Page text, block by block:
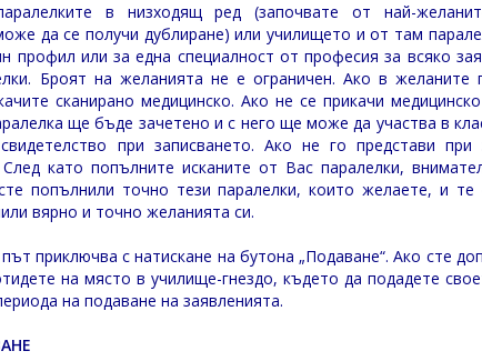
в низходящ ред (започвате от най-
да се получи дублиране) или училището и от там
профил или за една специалност от професия за всяко
Броят на желанията не е ограничен. Ако в желаните
сканирано медицинско. Ако не се прикачи
ще бъде зачетено и с него ще може да участва в
при записването. Ако не го представи при
като попълните исканите от Вас паралелки,
попълнили точно тези паралелки, които желаете, и
вярно и точно желанията си.
приключва с натискане на бутона „Подаване“. Ако сте
на място в училище-гнездо, където да подадете
на подаване на заявленията.